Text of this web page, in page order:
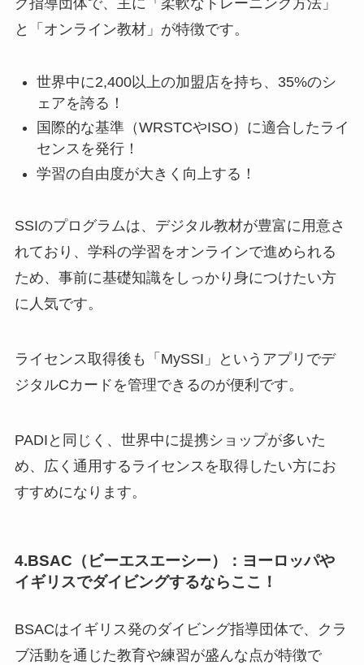
と「オンライン教材」が特徴です。
世界中に2,400以上の加盟店を持ち、35%のシ
ェアを誇る！
国際的な基準（WRSTCやISO）に適合したライ
センスを発行！
学習の自由度が大きく向上する！
SSIのプログラムは、デジタル教材が豊富に用意さ
れており、学科の学習をオンラインで進められる
ため、事前に基礎知識をしっかり身につけたい方
に人気です。
ライセンス取得後も「MySSI」というアプリでデ
ジタルCカードを管理できるのが便利です。
PADIと同じく、世界中に提携ショップが多いた
め、広く通用するライセンスを取得したい方にお
すすめになります。
4.BSAC（ビーエスエーシー）：ヨーロッパや
イギリスでダイビングするならここ！
BSACはイギリス発のダイビング指導団体で、クラ
ブ活動を通じた教育や練習が盛んな点が特徴で